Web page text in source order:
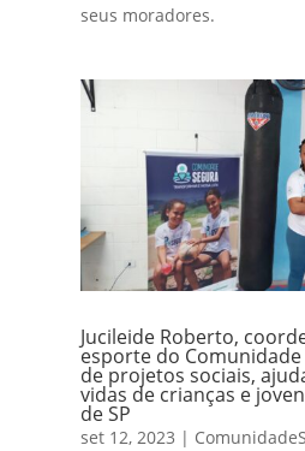
seus moradores.
Jucileide Roberto,
esporte do
de projetos sociais,
vidas de crianças e
de SP
set 12, 2023 |